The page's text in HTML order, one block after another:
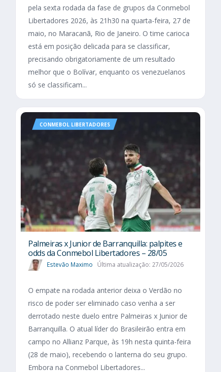
pela sexta rodada da fase de grupos da Conmebol
Libertadores 2026, às 21h30 na quarta-feira, 27 de
maio, no Maracanã, Rio de Janeiro. O time carioca
está em posição delicada para se classificar,
precisando obrigatoriamente de um resultado
melhor que o Bolívar, enquanto os venezuelanos
só se classificam...
CONMEBOL LIBERTADORES
Palmeiras x Junior de Barranquilla: palpites e
odds da Conmebol Libertadores – 28/05
Estevão Maximo Última atualização: 27/05/2026
O empate na rodada anterior deixa o Verdão no
risco de poder ser eliminado caso venha a ser
derrotado neste duelo entre Palmeiras x Junior de
Barranquilla. O atual líder do Brasileirão entra em
campo no Allianz Parque, às 19h nesta quinta-feira
(28 de maio), recebendo o lanterna do seu grupo.
Embora na Conmebol Libertadores...